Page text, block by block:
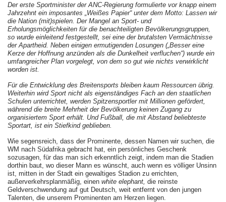
Der erste Sportminister der ANC-Regierung formulierte vor knapp einem
Jahrzehnt ein imposantes „Weißes Papier“ unter dem Motto: Lassen wir
die Nation (mit)spielen. Der Mangel an Sport- und
Erholungsmöglichkeiten für die benachteiligten Bevölkerungsgruppen,
so wurde einleitend festgestellt, sei eine der brutalsten Vermächtnisse
der Apartheid. Neben einigen ermutigenden Losungen („Besser eine
Kerze der Hoffnung anzünden als die Dunkelheit verfluchen“) wurde ein
umfangreicher Plan vorgelegt, von dem so gut wie nichts verwirklicht
worden ist.
Für die Entwicklung des Breitensports bleiben kaum Ressourcen übrig.
Weiterhin wird Sport nicht als eigenständiges Fach an den staatlichen
Schulen unterrichtet, werden Spitzensportler mit Millionen gefördert,
während die breite Mehrheit der Bevölkerung keinen Zugang zu
organisiertem Sport erhält. Und Fußball, die mit Abstand beliebteste
Sportart, ist ein Stiefkind geblieben.
Wie segensreich, dass der Prominente, dessen Namen wir suchen, die
WM nach Südafrika gebracht hat, ein persönliches Geschenk
sozusagen, für das man sich erkenntlich zeigt, indem man die Stadien
dorthin baut, wo dieser Mann es wünscht, auch wenn es völliger Unsinn
ist, mitten in der Stadt ein gewaltiges Stadion zu errichten,
außerverkehrsplanmäßig, einen white elephant, die reinste
Geldverschwendung auf gut Deutsch, weit entfernt von den jungen
Talenten, die unserem Prominenten am Herzen liegen.